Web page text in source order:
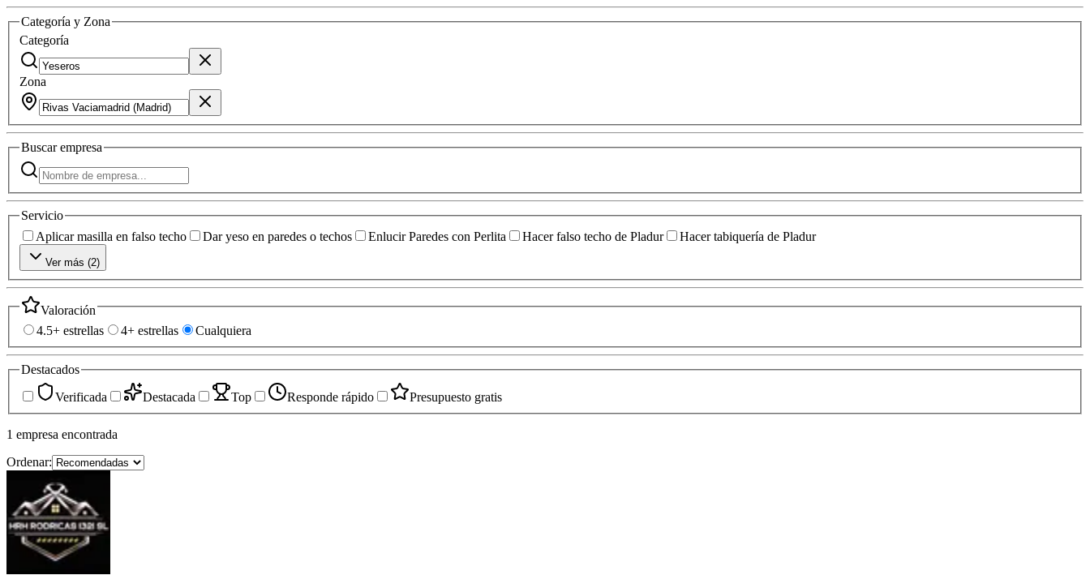
Categoría y Zona
Categoría
Zona
Buscarempresa
Servicio
Aplicar masilla en falso techo
Dar yeso en paredes o techos Enlucir Paredes con Perlita Hacer falso techo de Pladur Hacer tabiquería de Pladur
Ver más (2)
Valoración
4.5+ estrellas
4+ estrellas Cualquiera
Destacados
Verificada
Destacada Top Responde rápido Presupuesto gratis
1 empresa encontrada
Ordenar: